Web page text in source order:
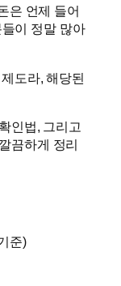
은 언제 들어
들이 정말 많아
도라, 해당된
인법, 그리고
끔하게 정리
준)